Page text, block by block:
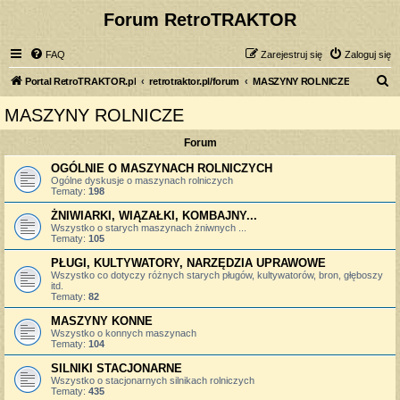
Forum RetroTRAKTOR
FAQ Zaloguj się
Zarejestruj się
Portal RetroTRAKTOR.pl retrotraktor.pl/forum MASZYNY ROLNICZE
MASZYNY ROLNICZE
Forum
OGÓLNIE O MASZYNACH ROLNICZYCH
Ogólne dyskusje o maszynach rolniczych
Tematy: 198
ŻNIWIARKI, WIĄZAŁKI, KOMBAJNY...
Wszystko o starych maszynach żniwnych ...
Tematy: 105
PŁUGI, KULTYWATORY, NARZĘDZIA UPRAWOWE
Wszystko co dotyczy różnych starych pługów, kultywatorów, bron, głęboszy
itd.
Tematy: 82
MASZYNY KONNE
Wszystko o konnych maszynach
Tematy: 104
SILNIKI STACJONARNE
Wszystko o stacjonarnych silnikach rolniczych
Tematy: 435